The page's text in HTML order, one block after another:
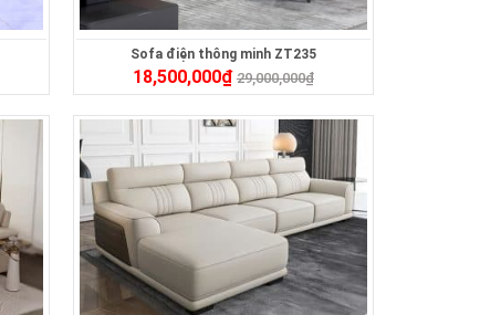
Sofa điện thông minh ZT235
18,500,000₫ 29,000,000₫